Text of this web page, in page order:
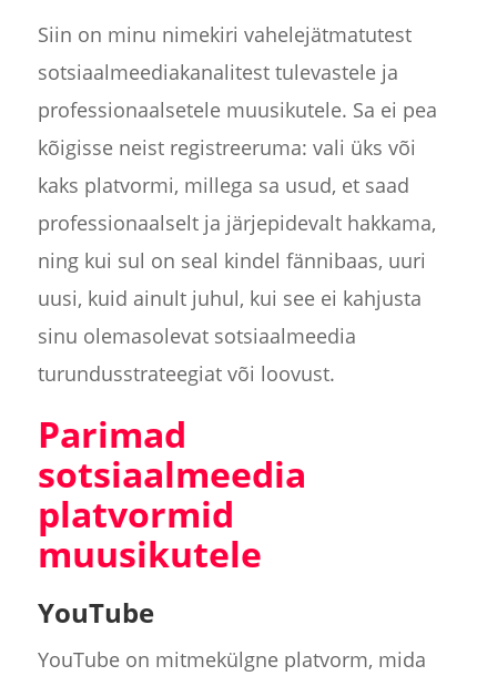
Siin on minu nimekiri vahelejätmatutest
sotsiaalmeediakanalitest tulevastele ja
professionaalsetele muusikutele. Sa ei pea
kõigisse neist registreeruma: vali üks või
kaks platvormi, millega sa usud, et saad
professionaalselt ja järjepidevalt hakkama,
ning kui sul on seal kindel fännibaas, uuri
uusi, kuid ainult juhul, kui see ei kahjusta
sinu olemasolevat sotsiaalmeedia
turundusstrateegiat või loovust.
Parimad
sotsiaalmeedia
platvormid
muusikutele
YouTube
YouTube on mitmekülgne platvorm, mida